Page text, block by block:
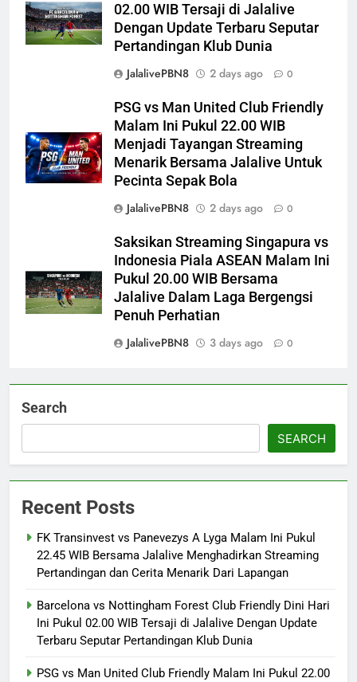
02.00 WIB Tersaji di Jalalive
Dengan Update Terbaru Seputar
Pertandingan Klub Dunia
JalalivePBN8
2 days ago 0
PSG vs Man United Club Friendly
Malam Ini Pukul 22.00 WIB
Menjadi Tayangan Streaming
Menarik Bersama Jalalive Untuk
Pecinta Sepak Bola
JalalivePBN8
2 days ago 0
Saksikan Streaming Singapura vs
Indonesia Piala ASEAN Malam Ini
Pukul 20.00 WIB Bersama
Jalalive Dalam Laga Bergengsi
Penuh Perhatian
JalalivePBN8
3 days ago 0
Search
SEARCH
Recent Posts
FK Transinvest vs Panevezys A Lyga Malam Ini Pukul
22.45 WIB Bersama Jalalive Menghadirkan Streaming
Pertandingan dan Cerita Menarik Dari Lapangan
Barcelona vs Nottingham Forest Club Friendly Dini Hari
Ini Pukul 02.00 WIB Tersaji di Jalalive Dengan Update
Terbaru Seputar Pertandingan Klub Dunia
PSG vs Man United Club Friendly Malam Ini Pukul 22.00